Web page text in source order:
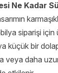
Ne Kadar
siparişi
küçük bir
veya daha